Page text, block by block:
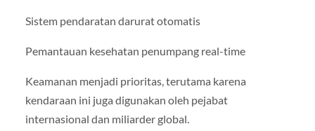
Sistem pendaratan darurat otomatis
Pemantauan kesehatan penumpang real-time
Keamanan menjadi prioritas, terutama karena
kendaraan ini juga digunakan oleh pejabat
internasional dan miliarder global.